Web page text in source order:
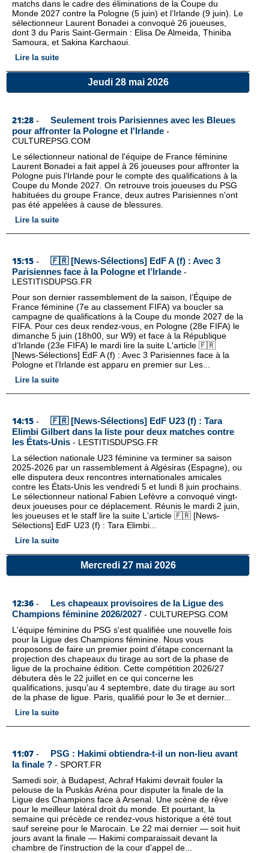
matchs dans le cadre des éliminations de la Coupe du
Monde 2027 contre la Pologne (5 juin) et l’Irlande (9 juin). Le
sélectionneur Laurent Bonadei a convoqué 26 joueuses,
dont 3 du Paris Saint-Germain : Elisa De Almeida, Thiniba
Samoura, et Sakina Karchaoui.
Lire la suite
Jeudi 28 mai 2026
21:28 -
Seulement trois Parisiennes avec les Bleues
pour affronter la Pologne et l'Irlande -
CULTUREPSG.COM
Le sélectionneur national de l'équipe de France féminine
Laurent Bonadei a fait appel à 26 joueuses pour affronter la
Pologne puis l'Irlande pour le compte des qualifications à la
Coupe du Monde 2027. On retrouve trois joueuses du PSG
habituées du groupe France, deux autres Parisiennes n'ont
pas été appelées à cause de blessures.
Lire la suite
15:15 -
🇫🇷 [News-Sélections] EdF A (f) : Avec 3
Parisiennes face à la Pologne et l’Irlande -
LESTITISDUPSG.FR
Pour son dernier rassemblement de la saison, l’Équipe de
France féminine (7e au classement FIFA) va boucler sa
campagne de qualifications à la Coupe du monde 2027 de la
FIFA. Pour ces deux rendez-vous, en Pologne (28e FIFA) le
dimanche 5 juin (18h00, sur W9) et face à la République
d’Irlande (23e FIFA) le mardi lire la suite L'article 🇫🇷
[News-Sélections] EdF A (f) : Avec 3 Parisiennes face à la
Pologne et l’Irlande est apparu en premier sur Les...
Lire la suite
14:15 -
🇫🇷 [News-Sélections] EdF U23 (f) : Tara
Elimbi Gilbert dans la liste pour deux matches contre
les États-Unis - LESTITISDUPSG.FR
La sélection nationale U23 féminine va terminer sa saison
2025-2026 par un rassemblement à Algésiras (Espagne), ou
elle disputera deux rencontres internationales amicales
contre les États-Unis les vendredi 5 et lundi 8 juin prochains.
Le sélectionneur national Fabien Lefèvre a convoqué vingt-
deux joueuses pour ce déplacement. Réunis le mardi 2 juin,
les joueuses et le staff lire la suite L'article 🇫🇷 [News-
Sélections] EdF U23 (f) : Tara Elimbi...
Lire la suite
Mercredi 27 mai 2026
12:36 -
Les chapeaux provisoires de la Ligue des
Champions féminine 2026/2027 - CULTUREPSG.COM
L'équipe féminine du PSG s'est qualifiée une nouvelle fois
pour la Ligue des Champions féminine. Nous vous
proposons de faire un premier point d'étape concernant la
projection des chapeaux du tirage au sort de la phase de
ligue de la prochaine édition. Cette compétition 2026/27
débutera dès le 22 juillet en ce qui concerne les
qualifications, jusqu'au 4 septembre, date du tirage au sort
de la phase de ligue. Paris, qualifié pour le 3e et dernier...
Lire la suite
11:07 -
PSG : Hakimi obtiendra-t-il un non-lieu avant
la finale ? - SPORT.FR
Samedi soir, à Budapest, Achraf Hakimi devrait fouler la
pelouse de la Puskás Aréna pour disputer la finale de la
Ligue des Champions face à Arsenal. Une scène de rêve
pour le meilleur latéral droit du monde. Et pourtant, la
semaine qui précède ce rendez-vous historique a été tout
sauf sereine pour le Marocain. Le 22 mai dernier — soit huit
jours avant la finale — Hakimi comparaissait devant la
chambre de l'instruction de la cour d'appel de...